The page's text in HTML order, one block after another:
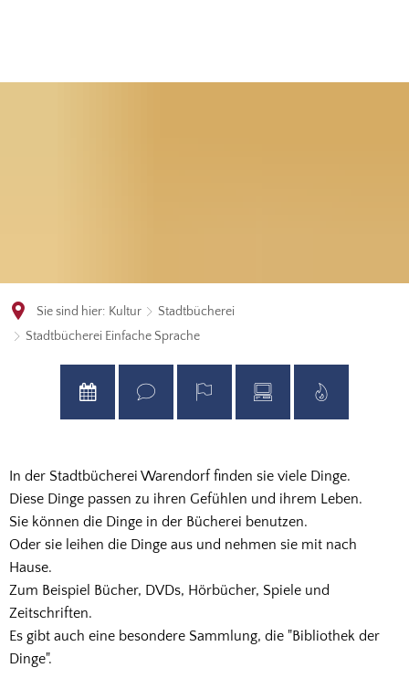
Sie sind hier: Kultur
Stadtbücherei
Stadtbücherei Einfache Sprache
Stadtbücherei
Einfache
Sprache
In der Stadtbücherei Warendorf finden sie viele Dinge.
Diese Dinge passen zu ihren Gefühlen und ihrem Leben.
Sie können die Dinge in der Bücherei benutzen.
Oder sie leihen die Dinge aus und nehmen sie mit nach
Hause.
Zum Beispiel Bücher, DVDs, Hörbücher, Spiele und
Zeitschriften.
Es gibt auch eine besondere Sammlung, die "Bibliothek der
Dinge".